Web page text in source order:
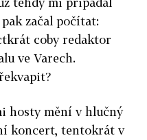
pak začal počítat:
coby redaktor
ve Varech.
hosty mění v hlučný
koncert, tentokrát v